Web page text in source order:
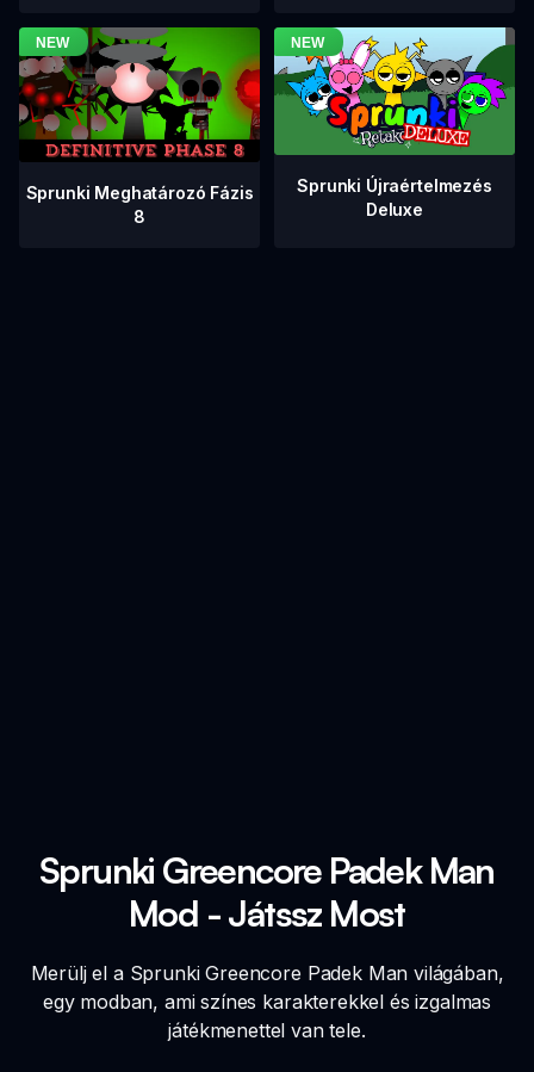
Sprunki Meghatározó Fázis
8
Sprunki Újraértelmezés
Deluxe
Sprunki Greencore Padek Man
Mod - Játssz Most
Merülj el a Sprunki Greencore Padek Man világában,
egy modban, ami színes karakterekkel és izgalmas
játékmenettel van tele.